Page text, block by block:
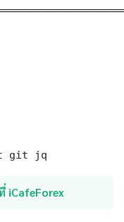
git jq
iCafeForex